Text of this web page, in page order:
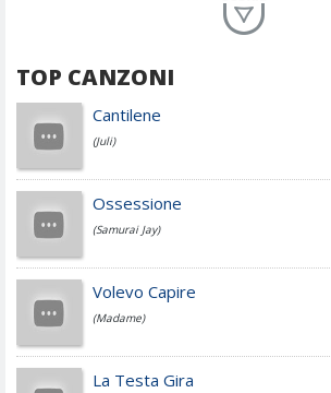
Achille Lauro
Cesare Cremonini
Jovanotti
Fedez
TOP CANZONI
Cantilene
(Juli)
Ossessione
(Samurai Jay)
Volevo Capire
(Madame)
La Testa Gira